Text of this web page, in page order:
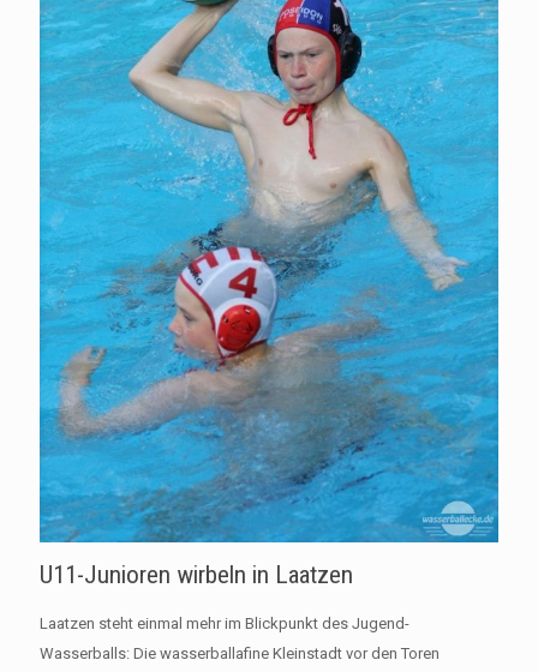
U11-Junioren wirbeln in Laatzen
Laatzen steht einmal mehr im Blickpunkt des Jugend-
Wasserballs: Die wasserballafine Kleinstadt vor den Toren